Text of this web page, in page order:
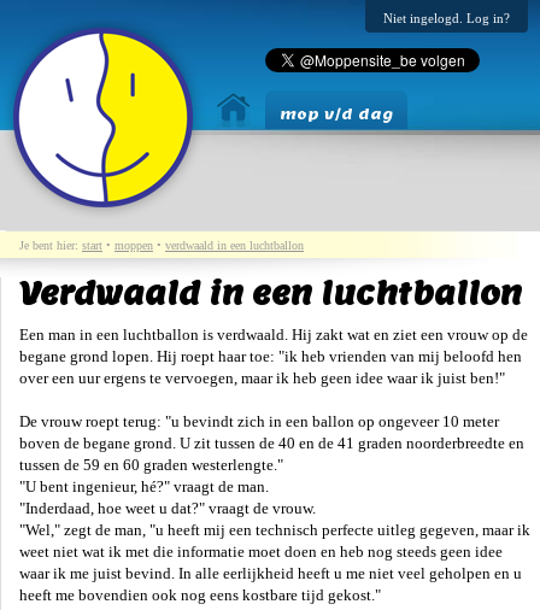
Niet ingelogd. Log in?
mop v/d dag
Je bent hier: start • moppen • verdwaald in een luchtballon
Verdwaald in een luchtballon
Een man in een luchtballon is verdwaald. Hij zakt wat en ziet een vrouw op de
begane grond lopen. Hij roept haar toe: "ik heb vrienden van mij beloofd hen
over een uur ergens te vervoegen, maar ik heb geen idee waar ik juist ben!"
De vrouw roept terug: "u bevindt zich in een ballon op ongeveer 10 meter
boven de begane grond. U zit tussen de 40 en de 41 graden noorderbreedte en
tussen de 59 en 60 graden westerlengte."
"U bent ingenieur, hé?" vraagt de man.
"Inderdaad, hoe weet u dat?" vraagt de vrouw.
"Wel," zegt de man, "u heeft mij een technisch perfecte uitleg gegeven, maar ik
weet niet wat ik met die informatie moet doen en heb nog steeds geen idee
waar ik me juist bevind. In alle eerlijkheid heeft u me niet veel geholpen en u
heeft me bovendien ook nog eens kostbare tijd gekost."